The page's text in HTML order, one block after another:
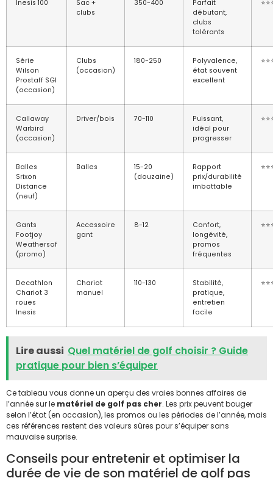
Inesis 100
Sac +
clubs
350-400
Parfait
débutant,
clubs
tolérants
Série
Wilson
Prostaff SGI
(occasion)
Clubs
(occasion)
180-250
Polyvalence,
état souvent
excellent
Callaway
Warbird
(occasion)
Driver/bois 70-110
Puissant,
idéal pour
progresser
Balles
Srixon
Distance
(neuf)
Balles
15-20
(douzaine)
Rapport
prix/durabilité
imbattable
Gants
Footjoy
Weathersof
(promo)
Accessoire
gant
8-12
Confort,
longévité,
promos
fréquentes
Decathlon
Chariot 3
roues
Inesis
Chariot
manuel
110-130
Stabilité,
pratique,
entretien
facile
Lire aussi Quel matériel de golf choisir ? Guide
pratique pour bien s’équiper
Ce tableau vous donne un aperçu des vraies bonnes affaires de
l’année sur le matériel de golf pas cher. Les prix peuvent bouger
selon l’état (en occasion), les promos ou les périodes de l’année, mais
ces références restent des valeurs sûres pour s’équiper sans
mauvaise surprise.
Conseils pour entretenir et optimiser la
durée de vie de son matériel de golf pas